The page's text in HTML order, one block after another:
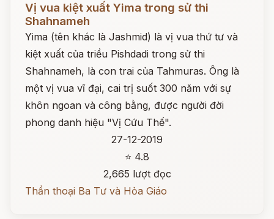
Vị vua kiệt xuất Yima trong sử thi
Shahnameh
Yima (tên khác là Jashmid) là vị vua thứ tư và
kiệt xuất của triều Pishdadi trong sử thi
Shahnameh, là con trai của Tahmuras. Ông là
một vị vua vĩ đại, cai trị suốt 300 năm với sự
khôn ngoan và công bằng, được người đời
phong danh hiệu "Vị Cứu Thế".
27-12-2019
⭐ 4.8
2,665 lượt đọc
Thần thoại Ba Tư và Hỏa Giáo